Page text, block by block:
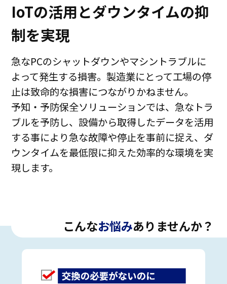
IoTの活用とダウンタイムの抑
制を実現
急なPCのシャットダウンやマシントラブルに
よって発生する損害。製造業にとって工場の停
止は致命的な損害につながりかねません。
予知・予防保全ソリューションでは、急なトラ
ブルを予防し、設備から取得したデータを活用
する事により急な故障や停止を事前に捉え、ダ
ウンタイムを最低限に抑えた効率的な環境を実
現します。
こんなお悩みありませんか？